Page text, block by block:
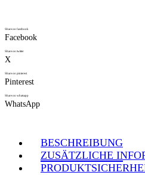
Share on facebook
Facebook
Share on twitter
X
Share on pinterest
Pinterest
Share on whatsapp
WhatsApp
BESCHREIBUNG
ZUSÄTZLICHE